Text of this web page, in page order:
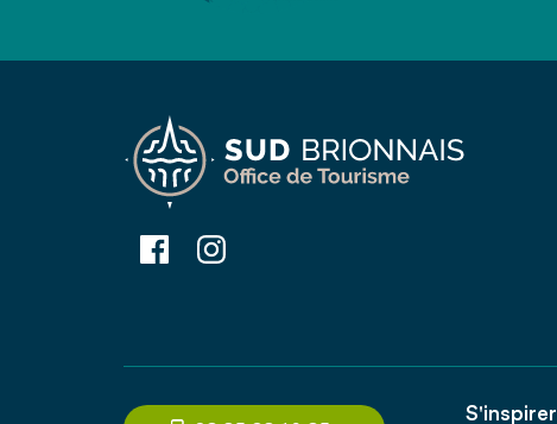
S'inspirer